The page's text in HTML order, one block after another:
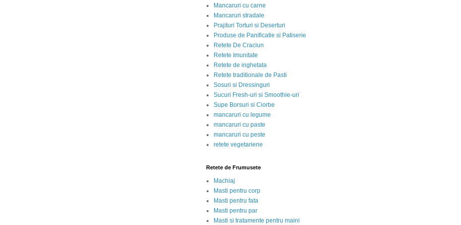
Mancaruri cu carne
Mancaruri stradale
Prajituri Torturi si Deserturi
Produse de Panificatie si Patiserie
Retete De Craciun
Retete Imunitate
Retete de inghetata
Retete traditionale de Pasti
Sosuri si Dressinguri
Sucuri Fresh-uri si Smoothie-uri
Supe Borsuri si Ciorbe
mancaruri cu legume
mancaruri cu paste
mancaruri cu peste
retete vegetariene
Retete de Frumusete
Machiaj
Masti pentru corp
Masti pentru fata
Masti pentru par
Masti si tratamente pentru maini